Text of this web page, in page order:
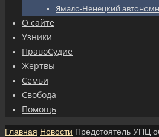
Ямало-Ненецкий
О сайте
Узники
ПравоСудие
Жертвы
Семьи
Свобода
Помощь
Главная Новости Предстоятель УПЦ